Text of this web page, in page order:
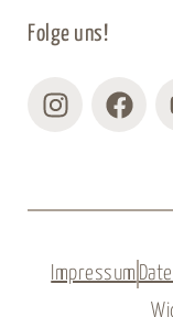
Folge uns!
Instagram
Impressum